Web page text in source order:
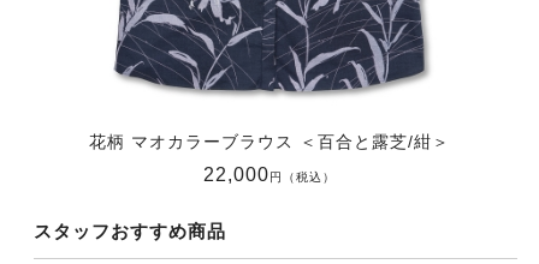
花柄 マオカラーブラウス ＜百合と露芝/紺＞
22,000円（税込）
スタッフおすすめ商品